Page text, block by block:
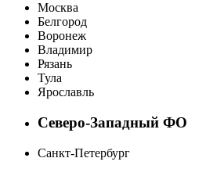
Москва
Белгород
Воронеж
Владимир
Рязань
Тула
Ярославль
Северо-Западный ФО
Санкт-Петербург